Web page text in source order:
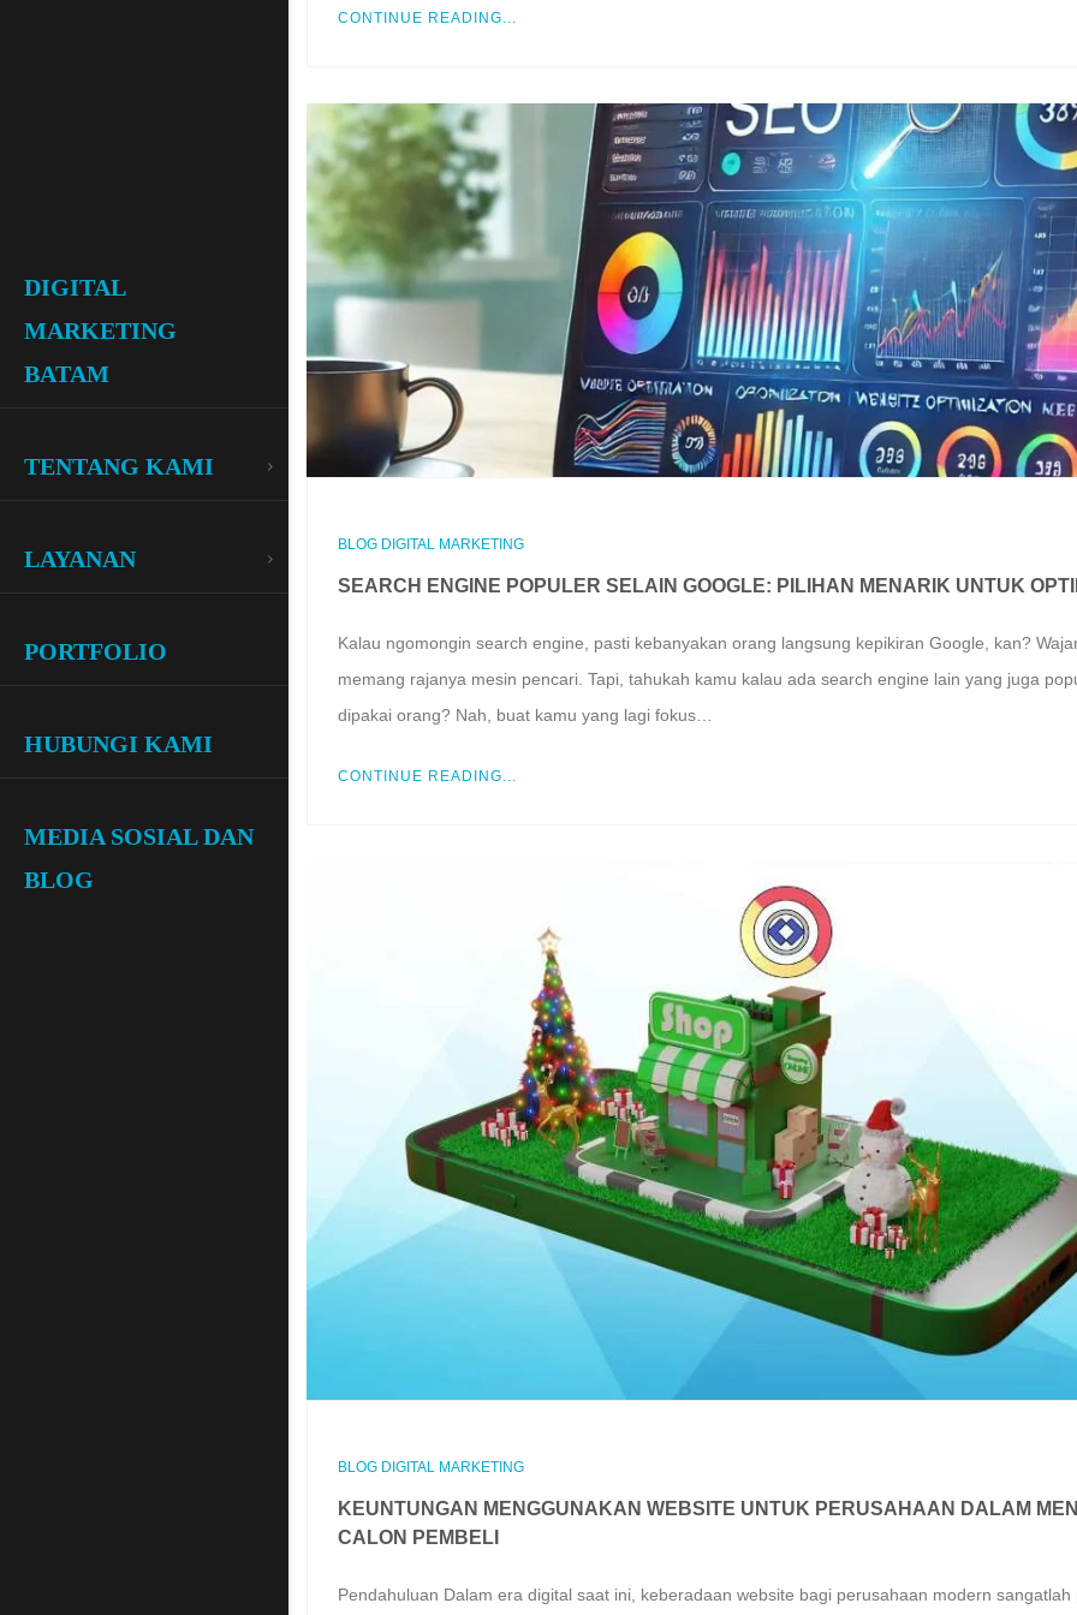
DIGITAL
MARKETING
BATAM
TENTANG KAMI
LAYANAN
PORTFOLIO
HUBUNGI KAMI
MEDIA SOSIAL DAN
BLOG
CONTINUE READING...
BLOG DIGITAL MARKETING
SEARCH ENGINE POPULER SELAIN GOOGLE: PILIHAN MENARIK UNTUK
Kalau ngomongin search engine, pasti kebanyakan orang langsung kepikiran Google, kan?
memang rajanya mesin pencari. Tapi, tahukah kamu kalau ada search engine lain yang juga
dipakai orang? Nah, buat kamu yang lagi fokus…
CONTINUE READING...
BLOG DIGITAL MARKETING
KEUNTUNGAN MENGGUNAKAN WEBSITE UNTUK PERUSAHAAN DALAM
CALON PEMBELI
Pendahuluan Dalam era digital saat ini, keberadaan website bagi perusahaan modern sangatlah